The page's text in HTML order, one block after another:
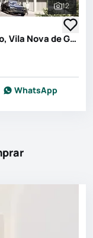
Ver
12
Apartamento T2 em Oliveira do Douro, Vila Nova de Gaia
WhatsApp